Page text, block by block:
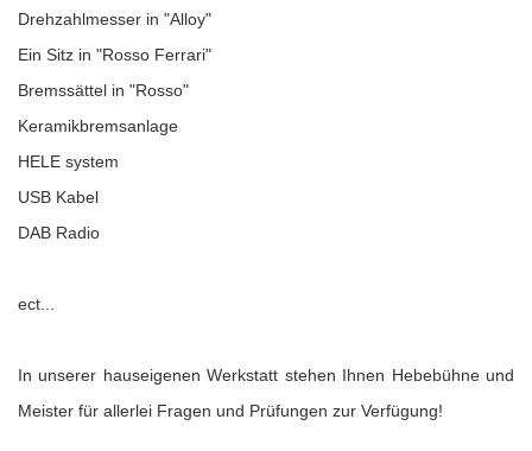
Drehzahlmesser in "Alloy"
Ein Sitz in "Rosso Ferrari"
Bremssättel in "Rosso"
Keramikbremsanlage
HELE system
USB Kabel
DAB Radio
ect...
In unserer hauseigenen Werkstatt stehen Ihnen Hebebühne und
Meister für allerlei Fragen und Prüfungen zur Verfügung!